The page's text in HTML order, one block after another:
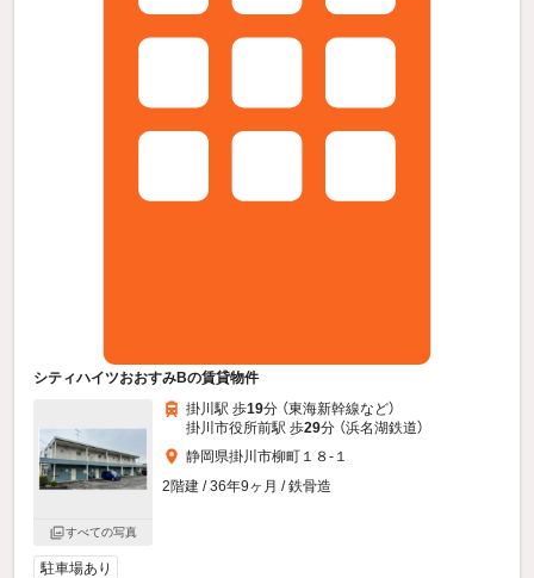
シティハイツおおすみBの賃貸物件
すべての写真
掛川駅 歩19分 （東海新幹線など）
掛川市役所前駅 歩29分 （浜名湖鉄道）
静岡県掛川市柳町１８-１
2階建 / 36年9ヶ月 / 鉄骨造
駐車場あり